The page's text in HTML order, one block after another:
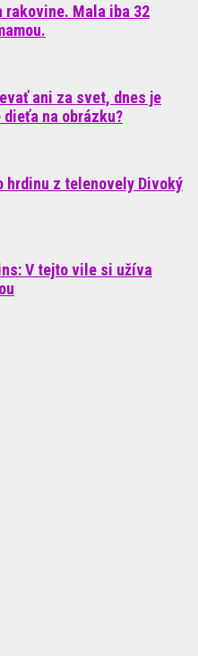
rakovine. Mala iba 32
ani za svet, dnes je
na obrázku?
hrdinu z telenovely Divoký
V tejto vile si užíva